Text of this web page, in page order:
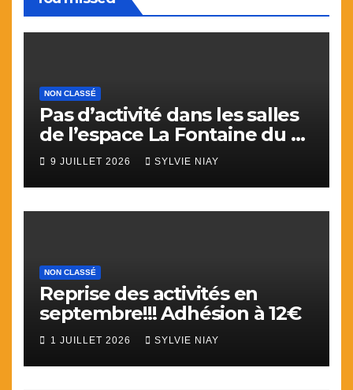
NON CLASSÉ
Pas d’activité dans les salles
de l’espace La Fontaine du 9
juillet au 31 aout.
9 JUILLET 2026 SYLVIE NIAY
NON CLASSÉ
Reprise des activités en
septembre!!! Adhésion à 12€
1 JUILLET 2026 SYLVIE NIAY